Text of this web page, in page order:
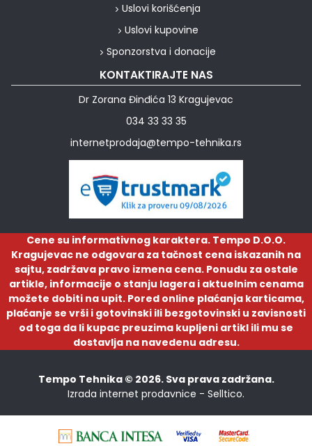
Uslovi korišćenja
Uslovi kupovine
Sponzorstva i donacije
KONTAKTIRAJTE NAS
Dr Zorana Đinđića 13 Kragujevac
034 33 33 35
internetprodaja@tempo-tehnika.rs
Cene su informativnog karaktera. Tempo D.O.O.
Kragujevac ne odgovara za tačnost cena iskazanih na
sajtu, zadržava pravo izmena cena. Ponudu za ostale
artikle, informacije o stanju lagera i aktuelnim cenama
možete dobiti na upit. Pored online plaćanja karticama,
plaćanje se vrši i gotovinski ili bezgotovinski u zavisnosti
od toga da li kupac preuzima kupljeni artikl ili mu se
dostavlja na navedenu adresu.
Tempo Tehnika © 2026. Sva prava zadržana.
Izrada internet prodavnice - Selltico.